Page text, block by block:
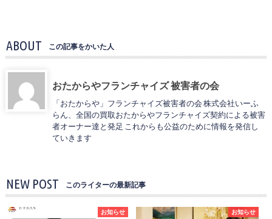
ABOUT この記事をかいた人
おたからやフランチャイズ 被害者の会
「おたからや」フランチャイズ被害者の会 株式会社いーふ
らん、全国の買取おたからやフランチャイズ契約による被害
者オーナー達と発足 これからも公益のために情報を発信し
ていきます
NEW POST このライターの最新記事
お知らせ お知らせ